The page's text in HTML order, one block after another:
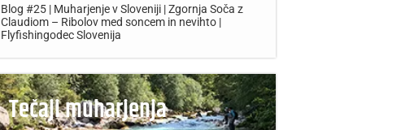
Blog #25 | Muharjenje v Sloveniji | Zgornja Soča z
Claudiom – Ribolov med soncem in nevihto |
Flyfishingodec Slovenija
Tečaji muharjenja